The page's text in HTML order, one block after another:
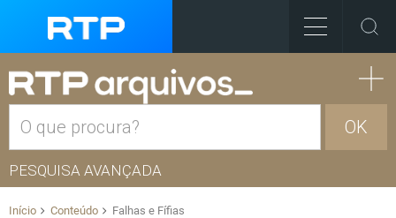
OK
PESQUISA AVANÇADA
Início Conteúdo Falhas e Fífias